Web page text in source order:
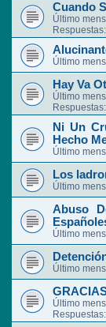
Cuando
Último
Respuestas:
Último
Hay Va
Último
Respuestas:
Ni Un
Hecho
Último
Los
Último
Abuso
Último
Último
Último
Respuestas: